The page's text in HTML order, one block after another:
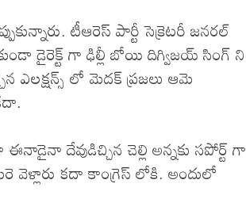
టీఆరెస్ పార్టీ సెక్రెటరీ జనరల్
డైరెక్ట్ గా ఢిల్లీ బోయి దిగ్విజయ్ సింగ్ ని
ఎలక్షన్స్ లో మెదక్ ప్రజలు ఆమె
దేవుడిచ్చిన చెల్లి అన్నకు సపోర్ట్ గా
వెళ్లారు కదా కాంగ్రెస్ లోకి. అందులో